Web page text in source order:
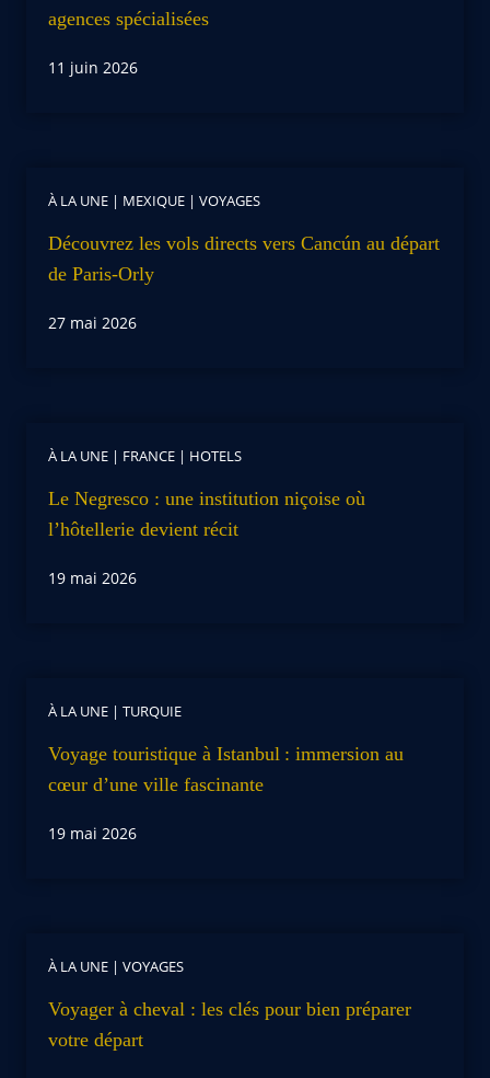
agences spécialisées
11 juin 2026
À LA UNE | MEXIQUE | VOYAGES
Découvrez les vols directs vers Cancún au départ
de Paris-Orly
27 mai 2026
À LA UNE | FRANCE | HOTELS
Le Negresco : une institution niçoise où
l’hôtellerie devient récit
19 mai 2026
À LA UNE | TURQUIE
Voyage touristique à Istanbul : immersion au
cœur d’une ville fascinante
19 mai 2026
À LA UNE | VOYAGES
Voyager à cheval : les clés pour bien préparer
votre départ